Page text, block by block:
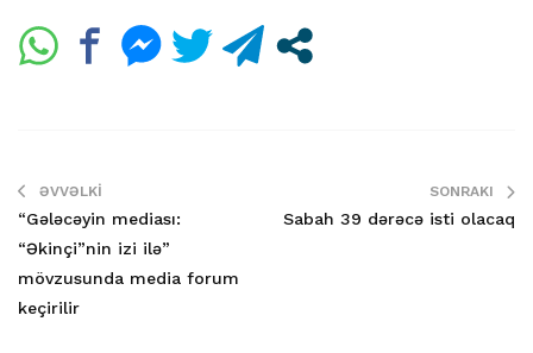
ƏVVƏLKI
“Gələcəyin mediası:
“Əkinçi”nin izi ilə”
mövzusunda media forum
keçirilir
SONRAKI
Sabah 39 dərəcə isti olacaq